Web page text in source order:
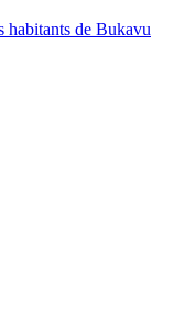
de Bukavu